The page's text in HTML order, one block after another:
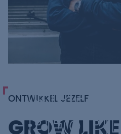
GREAT
ONTWIKKEL JEZELF
GROW